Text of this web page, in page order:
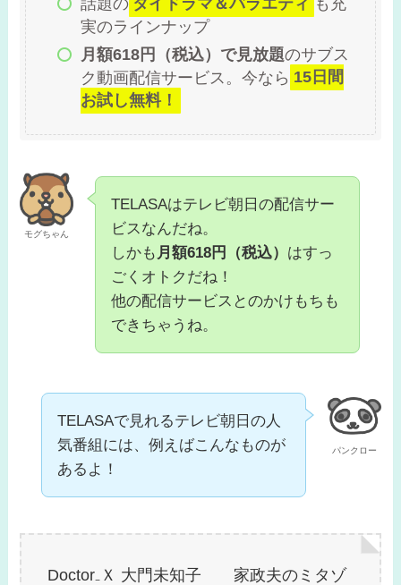
話題の タイドラマ＆バラエティ も充
実のラインナップ
月額618円（税込）で見放題のサブス
ク動画配信サービス。今なら 15日間
お試し無料！
モグちゃん
TELASAはテレビ朝日の配信サー
ビスなんだね。
しかも 月額618円（税込） はすっ
ごくオトクだね！
他の配信サービスとのかけもちも
できちゃうね。
パンクロー
TELASAで見れるテレビ朝日の人
気番組には、例えばこんなものが
あるよ！
Doctor₋Ｘ 大門未知子 家政夫のミタゾ